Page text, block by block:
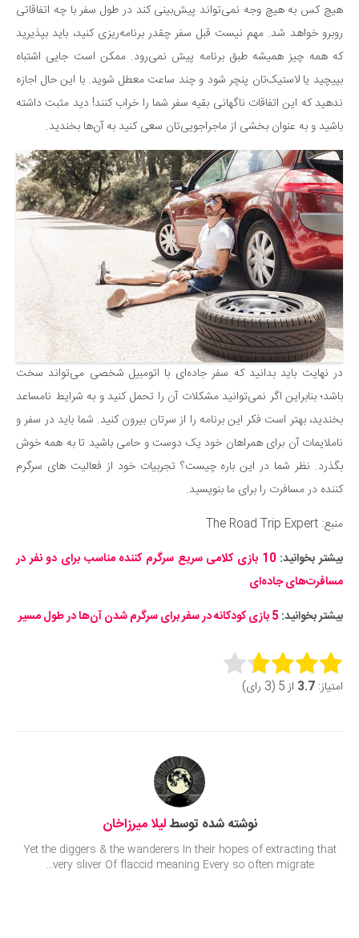
هیچ کس به هیچ وجه نمی‌تواند پیش‌بینی کند در طول سفر با چه اتفاقاتی
روبرو خواهد شد. مهم نیست قبل سفر چقدر برنامه‌ریزی کنید، باید بپذیرید
که همه چیز همیشه طبق برنامه پیش نمی‌رود. ممکن است جایی اشتباه
بپیچید یا لاستیک‌تان پنچر شود و چند ساعت معطل شوید. با این حال اجازه
ندهید که این اتفاقات ناگهانی بقیه سفر شما را خراب کنند! دید مثبت داشته
باشید و به عنوان بخشی از ماجراجویی‌تان سعی کنید به آن‌ها بخندید.
در نهایت باید بدانید که سفر جاده‌ای با اتومبیل شخصی می‌تواند سخت
باشد؛ بنابراین اگر نمی‌توانید مشکلات آن را تحمل کنید و به شرایط نامساعد
بخندید، بهتر است فکر این برنامه را از سرتان بیرون کنید. شما باید در سفر و
ناملایمات آن برای همراهان خود یک دوست و حامی باشید تا به همه خوش
بگذرد. نظر شما در این باره چیست؟ تجربیات خود از فعالیت های سرگرم
کننده در مسافرت را برای ما بنویسید.
منبع: The Road Trip Expert
بیشتر بخوانید:
10 بازی کلامی سریع سرگرم کننده مناسب برای دو نفر در
مسافرت‌های جاده‌ای
بیشتر بخوانید: 5 بازی کودکانه در سفر برای سرگرم شدن آن‌ها در طول مسیر
Rate this item:
امتیاز: 3.7 از 5 (3 رای)
نوشته شده توسطلیلا میرزاخان
Yet the diggers & the wanderers In their hopes of extracting that
very sliver Of flaccid meaning Every so often migrate...